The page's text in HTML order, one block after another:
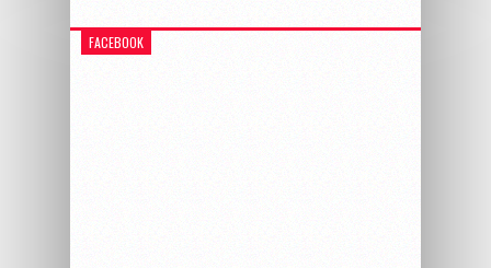
FACEBOOK